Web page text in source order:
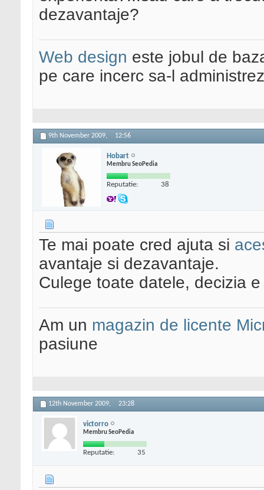
dezavantaje?
Web design este jobul de
pe care incerc sa-l administrez
9th November 2009, 12:56
Hobart
Membru SeoPedia
Reputatie: 38
Te mai poate cred ajuta si
avantaje si dezavantaje.
Culege toate datele, decizia
Am un magazin de licente
pasiune
12th November 2009, 23:28
victorro
Membru SeoPedia
Reputatie: 35